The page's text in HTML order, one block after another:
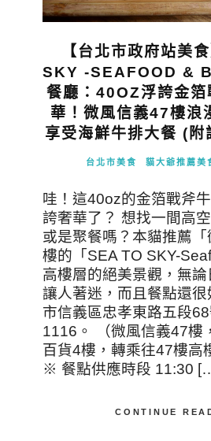
【台北市政府站美
SKY -SEAFOOD &
餐廳：40OZ浮誇金箔
華！微風信義47樓浪
享受海鮮牛排大餐 (
台北市美食 貓大爺推薦美
哇！這40oz的金箔戰斧
誇奢華了？ 想找一間高
或是聚餐嗎？本貓推薦
樓的「SEA TO SKY-
高樓層的絕美景觀，無
讓人著迷，而且餐點還
市信義區忠孝東路五段
1116。 （微風信義47樓
百貨4樓，轉乘往47樓高
※ 餐點供應時段 11:30
CONTINUE